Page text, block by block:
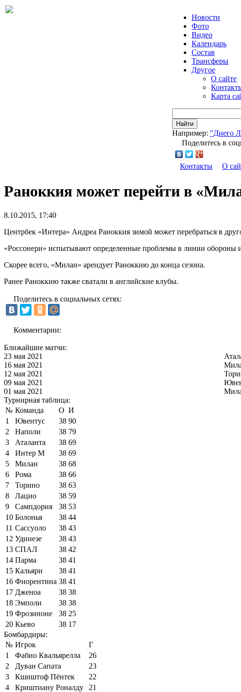
Новости
Фото
Видео
Календарь
Состав
Трансферы
Другое
О сайте
Карта
Найти
Например: "Диего
Поделитесь в
Контакты О
Раноккия может перейти в
8.10.2015, 17:40
Центрбек «Интера» Андреа Раноккия зимой может перебраться в
«Россонери» испытывают определенные проблемы в линии обороны
Скорее всего, «Милан» арендует Раноккию до конца сезона.
Ранее Раноккию также сватали в английские клубы.
Поделитесь в социальных сетях:
Комментарии:
Ближайшие матчи:
23 мая 2021
16 мая 2021
12 мая 2021
09 мая 2021
01 мая 2021
Турнирная таблица:
№ Команда О И
1
Ювентус 38 90
2
Наполи 38 79
3
Аталанта 38 69
4
Интер М 38 69
5
Милан 38 68
6
Рома 38 66
7
Торино 38 63
8
Лацио 38 59
9
Сампдория 38 53
10 Болонья 38 44
11 Сассуоло 38 43
12 Удинезе 38 43
13 СПАЛ 38 42
14 Парма 38 41
15 Кальяри 38 41
16 Фиорентина 38 41
17 Дженоа 38 38
18 Эмполи 38 38
19 Фрозиноне 38 25
20 Кьево 38 17
Бомбардиры:
№ Игрок
Г
1
Фабио Квальярелла
26
2
Дуван Сапата
23
3
Кшиштоф Пёнтек
22
4
Криштиану Роналду
21